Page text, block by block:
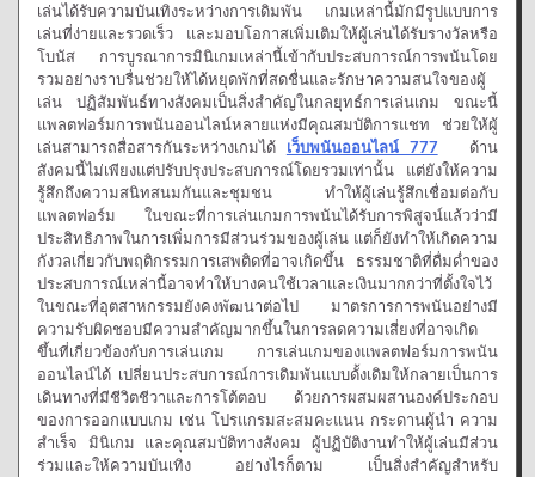
เล่นได้รับความบันเทิงระหว่างการเดิมพัน เกมเหล่านี้มักมีรูปแบบการ
เล่นที่ง่ายและรวดเร็ว และมอบโอกาสเพิ่มเติมให้ผู้เล่นได้รับรางวัลหรือ
โบนัส การบูรณาการมินิเกมเหล่านี้เข้ากับประสบการณ์การพนันโดย
รวมอย่างราบรื่นช่วยให้ได้หยุดพักที่สดชื่นและรักษาความสนใจของผู้
เล่น ปฏิสัมพันธ์ทางสังคมเป็นสิ่งสำคัญในกลยุทธ์การเล่นเกม ขณะนี้
แพลตฟอร์มการพนันออนไลน์หลายแห่งมีคุณสมบัติการแชท ช่วยให้ผู้
เล่นสามารถสื่อสารกันระหว่างเกมได้ เว็บพนันออนไลน์ 777 ด้าน
สังคมนี้ไม่เพียงแต่ปรับปรุงประสบการณ์โดยรวมเท่านั้น แต่ยังให้ความ
รู้สึกถึงความสนิทสนมกันและชุมชน ทำให้ผู้เล่นรู้สึกเชื่อมต่อกับ
แพลตฟอร์ม ในขณะที่การเล่นเกมการพนันได้รับการพิสูจน์แล้วว่ามี
ประสิทธิภาพในการเพิ่มการมีส่วนร่วมของผู้เล่น แต่ก็ยังทำให้เกิดความ
กังวลเกี่ยวกับพฤติกรรมการเสพติดที่อาจเกิดขึ้น ธรรมชาติที่ดื่มด่ำของ
ประสบการณ์เหล่านี้อาจทำให้บางคนใช้เวลาและเงินมากกว่าที่ตั้งใจไว้
ในขณะที่อุตสาหกรรมยังคงพัฒนาต่อไป มาตรการการพนันอย่างมี
ความรับผิดชอบมีความสำคัญมากขึ้นในการลดความเสี่ยงที่อาจเกิด
ขึ้นที่เกี่ยวข้องกับการเล่นเกม การเล่นเกมของแพลตฟอร์มการพนัน
ออนไลน์ได้ เปลี่ยนประสบการณ์การเดิมพันแบบดั้งเดิมให้กลายเป็นการ
เดินทางที่มีชีวิตชีวาและการโต้ตอบ ด้วยการผสมผสานองค์ประกอบ
ของการออกแบบเกม เช่น โปรแกรมสะสมคะแนน กระดานผู้นำ ความ
สำเร็จ มินิเกม และคุณสมบัติทางสังคม ผู้ปฏิบัติงานทำให้ผู้เล่นมีส่วน
ร่วมและให้ความบันเทิง อย่างไรก็ตาม เป็นสิ่งสำคัญสำหรับ